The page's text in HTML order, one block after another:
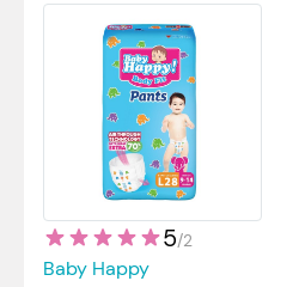
5/2
Baby Happy